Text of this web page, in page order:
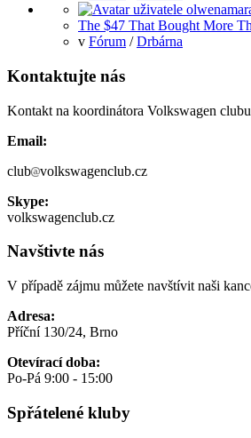
The $47 That Bought More
v Fórum /Drbárna
Kontaktujte nás
Kontakt na koordinátora Volkswagen clubu
Email:
club volkswagenclub.cz
Skype:
volkswagenclub.cz
Navštivte nás
V případě zájmu můžete navštívit naši
Adresa:
Příční 130/24, Brno
Otevírací doba:
Po-Pá 9:00 - 15:00
Spřátelené kluby